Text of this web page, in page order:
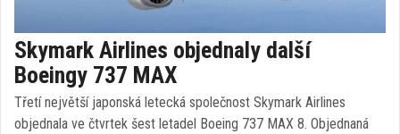
Skymark Airlines objednaly další
Boeingy 737 MAX
Třetí největší japonská letecká společnost Skymark Airlines
objednala ve čtvrtek šest letadel Boeing 737 MAX 8. Objednaná